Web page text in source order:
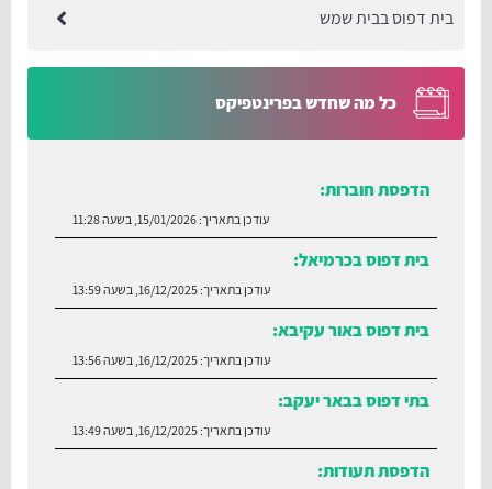
בית דפוס בבית שמש
כל מה שחדש בפרינטפיקס
הדפסת חוברות:
עודכן בתאריך: 15/01/2026, בשעה 11:28
בית דפוס בכרמיאל:
עודכן בתאריך: 16/12/2025, בשעה 13:59
בית דפוס באור עקיבא:
עודכן בתאריך: 16/12/2025, בשעה 13:56
בתי דפוס בבאר יעקב:
עודכן בתאריך: 16/12/2025, בשעה 13:49
הדפסת תעודות: